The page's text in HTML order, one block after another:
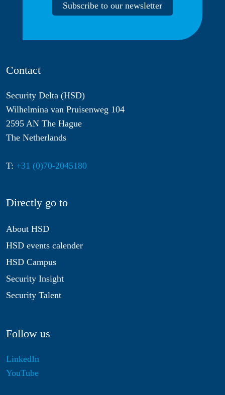
Subscribe to our newsletter
Contact
Security Delta (HSD)
Wilhelmina van Pruisenweg 104
2595 AN The Hague
The Netherlands
T: +31 (0)70-2045180
Directly go to
About HSD
HSD events calender
HSD Campus
Security Insight
Security Talent
Follow us
LinkedIn
YouTube